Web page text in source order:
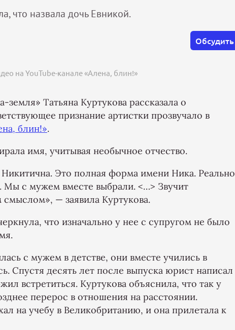
что назвала дочь Евникой.
Обсудить
на YouTube-канале «Алена, блин!»
Татьяна Куртукова рассказала о
признание артистки прозвучало в
блин!».
имя, учитывая необычное отчество.
Это полная форма имени Ника. Реально
с мужем вместе выбрали. <…> Звучит
— заявила Куртукова.
что изначально у нее с супругом не было
с мужем в детстве, они вместе учились в
Спустя десять лет после выпуска юрист написал
встретиться. Куртукова объяснила, что так у
перерос в отношения на расстоянии.
на учебу в Великобританию, и она прилетала к